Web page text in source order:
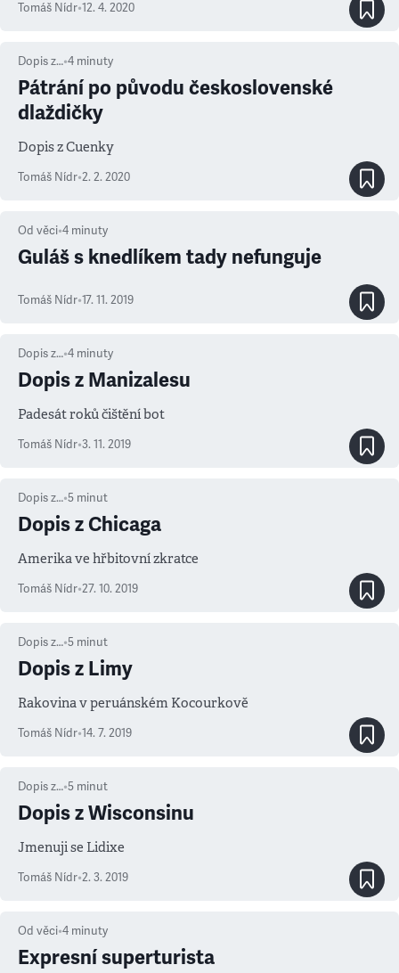
Tomáš Nídr•12. 4. 2020
Dopis z…•4 minuty
Pátrání po původu československé
dlaždičky
Dopis z Cuenky
Tomáš Nídr•2. 2. 2020
Od věci•4 minuty
Guláš s knedlíkem tady nefunguje
Tomáš Nídr•17. 11. 2019
Dopis z…•4 minuty
Dopis z Manizalesu
Padesát roků čištění bot
Tomáš Nídr•3. 11. 2019
Dopis z…•5 minut
Dopis z Chicaga
Amerika ve hřbitovní zkratce
Tomáš Nídr•27. 10. 2019
Dopis z…•5 minut
Dopis z Limy
Rakovina v peruánském Kocourkově
Tomáš Nídr•14. 7. 2019
Dopis z…•5 minut
Dopis z Wisconsinu
Jmenuji se Lidixe
Tomáš Nídr•2. 3. 2019
Od věci•4 minuty
Expresní superturista